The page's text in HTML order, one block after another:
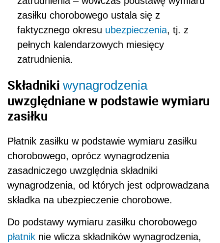
zasiłku chorobowego ustala się z
faktycznego okresu ubezpieczenia, tj. z
pełnych kalendarzowych miesięcy
zatrudnienia.
Składniki wynagrodzenia
uwzględniane w podstawie wymiaru
zasiłku
Płatnik zasiłku w podstawie wymiaru zasiłku
chorobowego, oprócz wynagrodzenia
zasadniczego uwzględnia składniki
wynagrodzenia, od których jest odprowadzana
składka na ubezpieczenie chorobowe.
Do podstawy wymiaru zasiłku chorobowego
płatnik nie wlicza składników wynagrodzenia,